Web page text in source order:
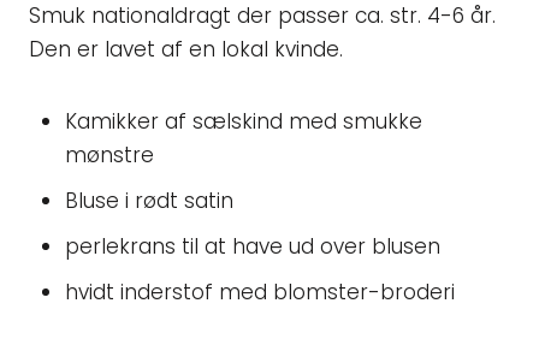
Smuk nationaldragt der passer ca. str. 4-6 år.
Den er lavet af en lokal kvinde.
Kamikker af sælskind med smukke
mønstre
Bluse i rødt satin
perlekrans til at have ud over blusen
hvidt inderstof med blomster-broderi